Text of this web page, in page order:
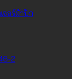
จอร์ผ้าปัก